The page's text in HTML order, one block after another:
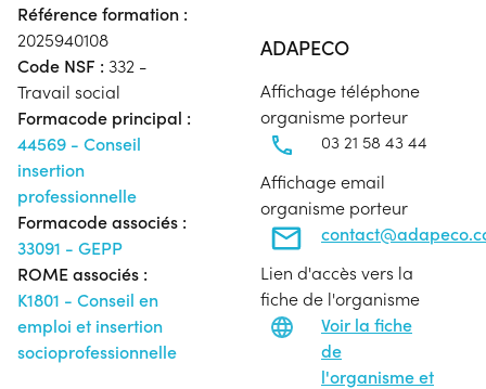
Référence formation :
2025940108
Code NSF : 332 -
Travail social
Formacode principal :
44569 - Conseil
insertion
professionnelle
Formacode associés :
33091 - GEPP
ROME associés :
K1801 - Conseil en
emploi et insertion
socioprofessionnelle
ADAPECO
Affichage téléphone
organisme porteur
03 21 58 43 44
Affichage email
organisme porteur
Lien d'accès vers la
fiche de l'organisme
Voir la fiche
de
l'organisme et